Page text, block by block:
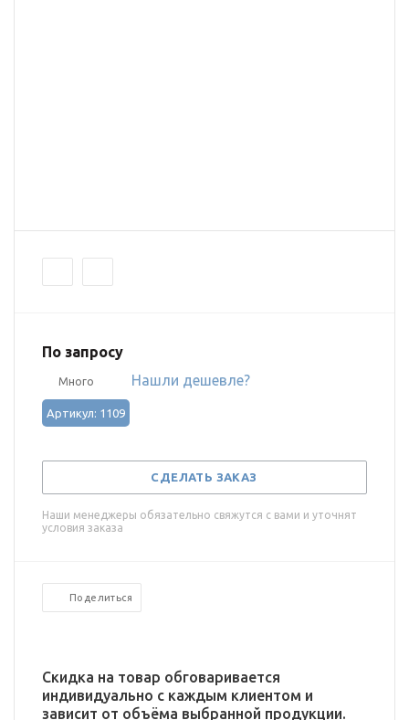
По запросу
Много Нашли дешевле?
Артикул: 1109
СДЕЛАТЬ ЗАКАЗ
Наши менеджеры обязательно свяжутся с вами и уточнят
условия заказа
Поделиться
Скидка на товар обговаривается
индивидуально с каждым клиентом и
зависит от объёма выбранной продукции.